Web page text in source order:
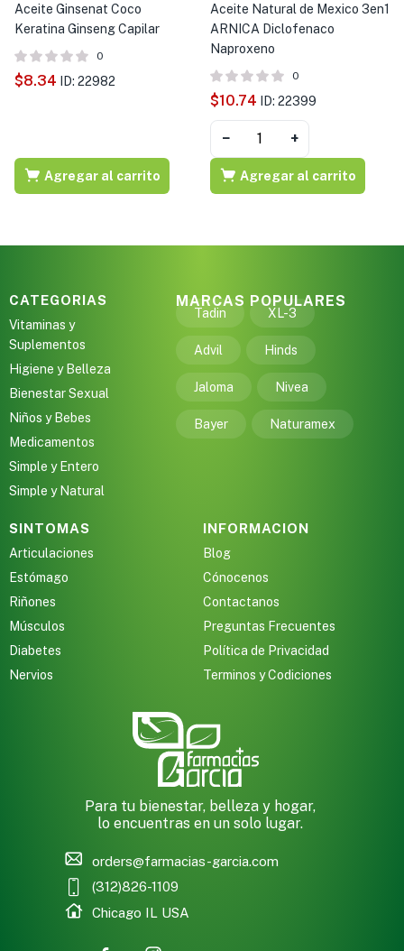
Aceite Ginsenat Coco
Keratina Ginseng Capilar
0
$8.34 ID: 22982
Agregar al carrito
Aceite Natural de Mexico 3en1
ARNICA Diclofenaco
Naproxeno
0
$10.74 ID: 22399
− +
Agregar al carrito
CATEGORIAS
Vitaminas y
Suplementos
Higiene y Belleza
Bienestar Sexual
Niños y Bebes
Medicamentos
Simple y Entero
Simple y Natural
MARCAS POPULARES
Tadin XL-3
Advil Hinds
Jaloma Nivea
Bayer Naturamex
SINTOMAS
Articulaciones
Estómago
Riñones
Músculos
Diabetes
Nervios
INFORMACION
Blog
Cónocenos
Contactanos
Preguntas Frecuentes
Política de Privacidad
Terminos y Codiciones
Para tu bienestar, belleza y hogar,
lo encuentras en un solo lugar.
orders@farmacias-garcia.com
(312)826-1109
Chicago IL USA